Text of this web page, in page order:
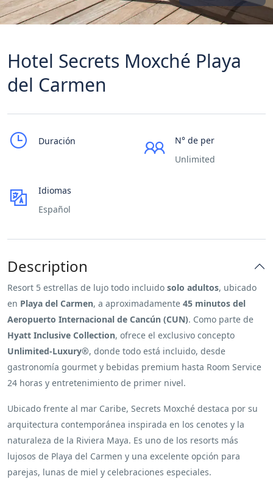
Hotel Secrets Moxché Playa
del Carmen
Duración
N° de per
Unlimited
Idiomas
Español
Description
Resort 5 estrellas de lujo todo incluido solo adultos, ubicado
en Playa del Carmen, a aproximadamente 45 minutos del
Aeropuerto Internacional de Cancún (CUN). Como parte de
Hyatt Inclusive Collection, ofrece el exclusivo concepto
Unlimited-Luxury®, donde todo está incluido, desde
gastronomía gourmet y bebidas premium hasta Room Service
24 horas y entretenimiento de primer nivel.
Ubicado frente al mar Caribe, Secrets Moxché destaca por su
arquitectura contemporánea inspirada en los cenotes y la
naturaleza de la Riviera Maya. Es uno de los resorts más
lujosos de Playa del Carmen y una excelente opción para
parejas, lunas de miel y celebraciones especiales.